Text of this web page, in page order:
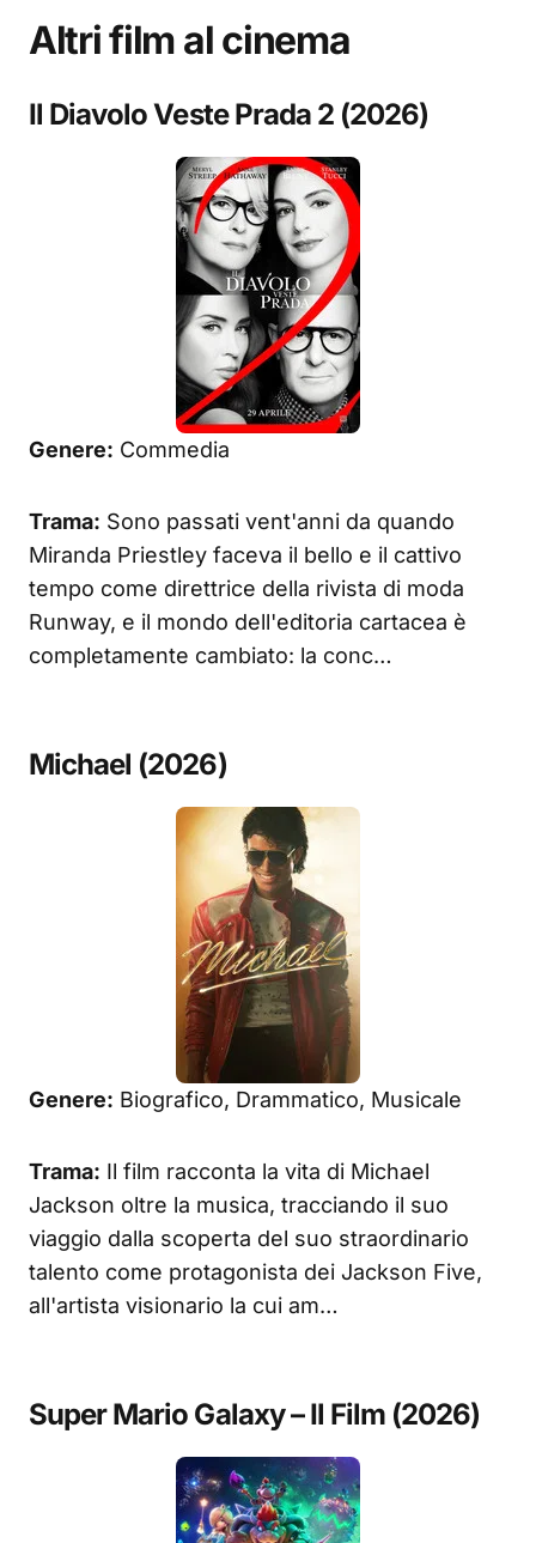
Altri film al cinema
Il Diavolo Veste Prada 2 (2026)
Genere: Commedia
Trama: Sono passati vent'anni da quando
Miranda Priestley faceva il bello e il cattivo
tempo come direttrice della rivista di moda
Runway, e il mondo dell'editoria cartacea è
completamente cambiato: la conc…
Michael (2026)
Genere: Biografico, Drammatico, Musicale
Trama: Il film racconta la vita di Michael
Jackson oltre la musica, tracciando il suo
viaggio dalla scoperta del suo straordinario
talento come protagonista dei Jackson Five,
all'artista visionario la cui am…
Super Mario Galaxy – Il Film (2026)